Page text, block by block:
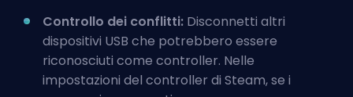
Controllo dei conflitti: Disconnetti altri
dispositivi USB che potrebbero essere
riconosciuti come controller. Nelle
impostazioni del controller di Steam, se i